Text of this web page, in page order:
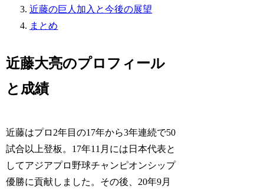
近藤の巨人加入と今後の展望
まとめ
近藤大亮のプロフィール
と成績
近藤はプロ2年目の17年から3年連続で50
試合以上登板。17年11月には日本代表と
してアジアプロ野球チャンピオンシップ
優勝に貢献しました。その後、20年9月